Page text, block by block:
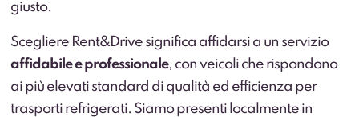
giusto.
Scegliere Rent&Drive significa affidarsi a un servizio
affidabile e professionale, con veicoli che rispondono
ai più elevati standard di qualità ed efficienza per
trasporti refrigerati. Siamo presenti localmente in